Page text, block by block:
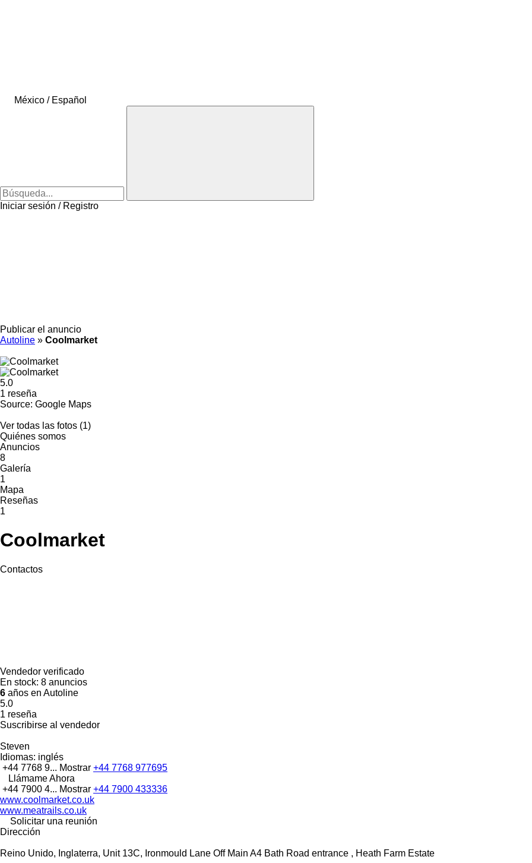
México / Español
Iniciar sesión / Registro
Publicar el anuncio
Autoline » Coolmarket
5.0
1 reseña
Source: Google Maps
Ver todas las fotos (1)
Quiénes somos
Anuncios
8
Galería
1
Mapa
Reseñas
1
Coolmarket
Contactos
Vendedor verificado
En stock: 8 anuncios
6 años en Autoline
5.0
1 reseña
Suscribirse al vendedor
Steven
Idiomas: inglés
+44 7768 9... Mostrar +44 7768 977695
Llámame Ahora
+44 7900 4... Mostrar +44 7900 433336
www.coolmarket.co.uk
www.meatrails.co.uk
Solicitar una reunión
Dirección
Reino Unido, Inglaterra, Unit 13C, Ironmould Lane Off Main A4 Bath Road entrance , Heath Farm Estate